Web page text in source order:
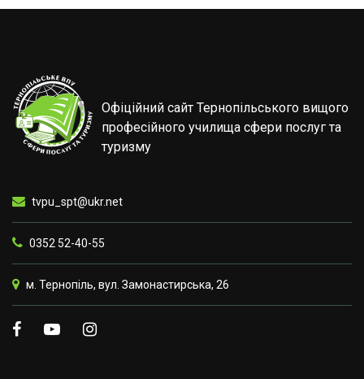
Офіційний сайт Тернопільського вищого
професійного училища сфери послуг та
туризму
tvpu_spt@ukr.net
0352 52-40-55
м. Тернопіль, вул. Замонастирська, 26